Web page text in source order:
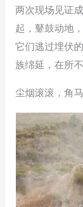
两次现场见证
起，鼙鼓动地
它们逃过埋伏
族绵延，在所不
尘烟滚滚，角